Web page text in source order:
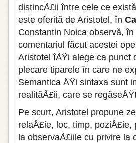
distincÅ£ii între cele ce
este oferită de Aristotel, în
Constantin Noica observă, în
comentariul făcut acestei
Aristotel îÅŸi alege ca punct
plecare tiparele în care ne
Semantica ÅŸi sintaxa sunt
realităÅ£ii, care se
Pe scurt, Aristotel propune
relaÅ£ie, loc, timp,
la observaÅ£iile cu privire la